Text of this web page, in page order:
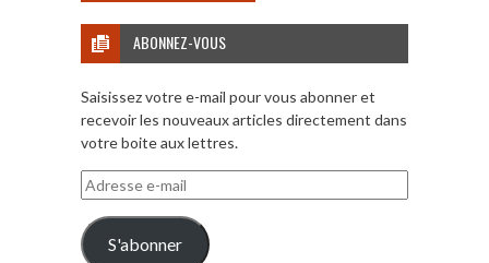
ABONNEZ-VOUS
Saisissez votre e-mail pour vous abonner et
recevoir les nouveaux articles directement dans
votre boite aux lettres.
Adresse
e-
mail
S'abonner